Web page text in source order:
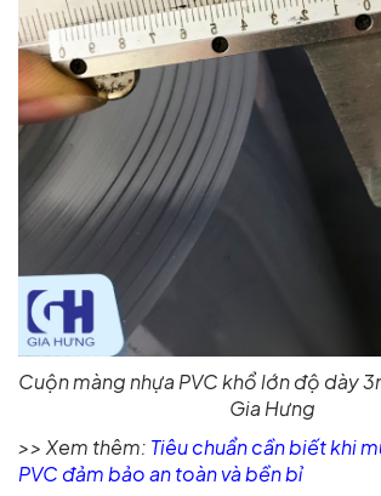
Cuộn màng nhựa PVC khổ lớn độ dày
Gia Hưng
>> Xem thêm: Tiêu chuẩn cần biết khi
PVC đảm bảo an toàn và bền bỉ